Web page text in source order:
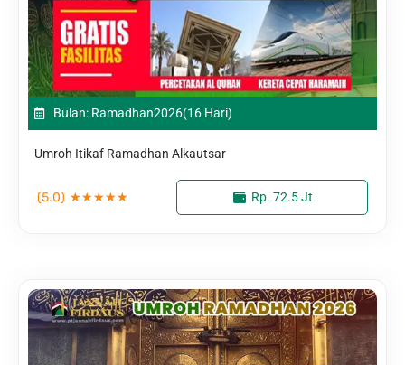
Bulan: Ramadhan2026(16 Hari)
Umroh Itikaf Ramadhan Alkautsar
(5.0) ★★★★★ Rp. 72.5 Jt